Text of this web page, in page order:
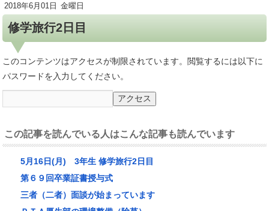
修学旅行2日目
2018年6月01日 金曜日
このコンテンツはアクセスが制限されています。閲覧するには以下に
パスワードを入力してください。
この記事を読んでいる人はこんな記事も読んでいます
5月16日(月) 3年生 修学旅行2日目
第６９回卒業証書授与式
三者（二者）面談が始まっています